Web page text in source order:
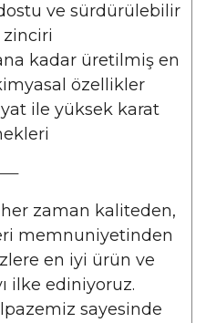
ve sürdürülebilir
kadar üretilmiş en
özellikler
ile yüksek karat
zaman kaliteden,
memnuniyetinden
en iyi ürün ve
ilke ediniyoruz.
sayesinde